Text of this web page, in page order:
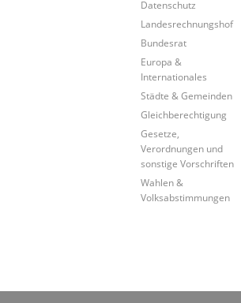
Datenschutz
Landesrechnungshof
Bundesrat
Europa &
Internationales
Städte & Gemeinden
Gleichberechtigung
Gesetze,
Verordnungen und
sonstige Vorschriften
Wahlen &
Volksabstimmungen